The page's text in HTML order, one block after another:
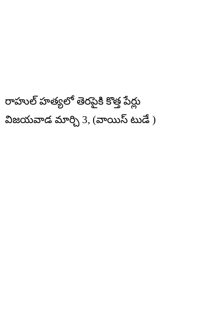
రాహుల్ హత్యలో తెరపైకి కొత్త పేర్లు
విజయవాడ మార్చి 3, (వాయిస్ టుడే )